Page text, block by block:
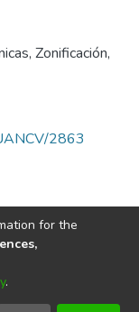
, Zonificación,
2863
for the
.